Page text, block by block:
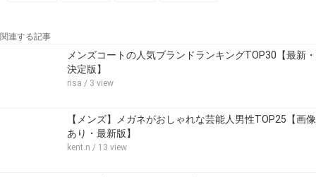
関連する記事
メンズコートの人気ブランドランキングTOP30【最新・
決定版】
risa / 3 view
【メンズ】メガネがおしゃれな芸能人男性TOP25【画像
あり・最新版】
kent.n / 13 view